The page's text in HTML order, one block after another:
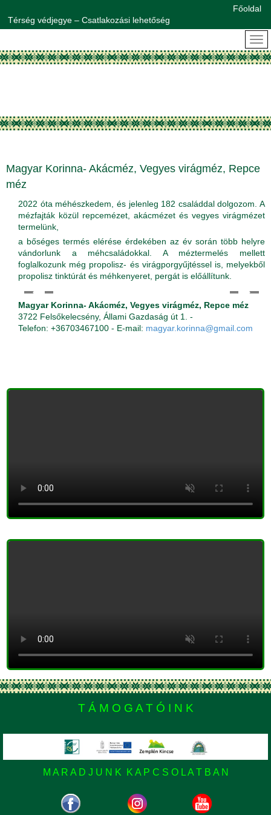
Főoldal
Térség védjegye – Csatlakozási lehetőség
Magyar Korinna- Akácméz, Vegyes virágméz, Repce
méz
2022 óta méhészkedem, és jelenleg 182 családdal dolgozom. A
mézfajták közül repcemézet, akácmézet és vegyes virágmézet
termelünk,
a bőséges termés elérése érdekében az év során több helyre
vándorlunk a méhcsaládokkal. A méztermelés mellett
foglalkozunk még propolisz- és virágporgyűjtéssel is, melyekből
propolisz tinktúrát és méhkenyeret, pergát is előállítunk.
Magyar Korinna- Akácméz, Vegyes virágméz, Repce méz
3722 Felsőkelecsény, Állami Gazdaság út 1. -
Telefon: +36703467100 - E-mail: magyar.korinna@gmail.com
T Á M O G A T Ó I N K
M A R A D J U N K K A P C S O L A T B A N